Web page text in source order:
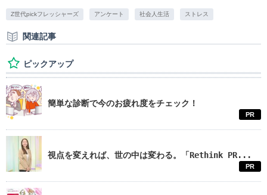
Z世代pickフレッシャーズ アンケート 社会人生活 ストレス
関連記事
ピックアップ
簡単な診断で今のお疲れ度をチェック！
PR
視点を変えれば、世の中は変わる。「Rethink PR...
PR